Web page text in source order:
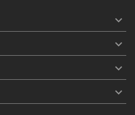



